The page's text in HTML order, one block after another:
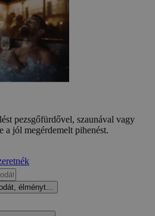
pezsgőfürdővel, szaunával vagy
a jól megérdemelt pihenést.
élményt...